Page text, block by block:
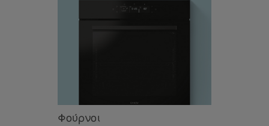
Φούρνοι